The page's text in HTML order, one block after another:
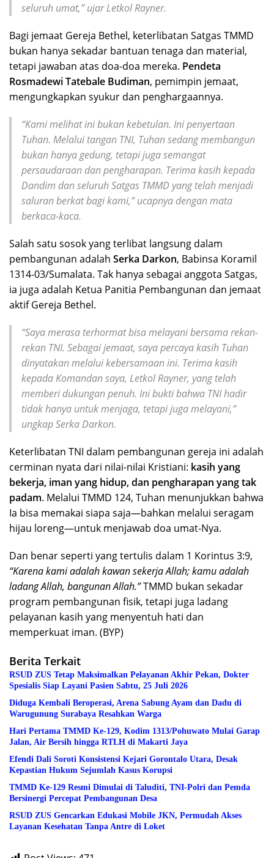
seluruh umat,” ujar Letkol Rayner.
Bagi jemaat Gereja Bethel, keterlibatan Satgas TMMD
bukan hanya sekadar bantuan tenaga dan material,
tetapi jawaban atas doa-doa mereka. Pendeta
Rosmadewi Tatebale Budiman, pemimpin jemaat,
mengungkapkan syukur dan penghargaannya.
“Kami melihat ini bukan kebetulan. Ini penyertaan
Tuhan. Melalui tangan TNI, Tuhan sedang membangun
bukan hanya gedung, tetapi juga semangat
persaudaraan dan pengharapan. Terima kasih kepada
Dandim dan seluruh Satgas TMMD yang telah menjadi
saluran berkat bagi kami,” ucapnya dengan mata
berkaca-kaca.
Salah satu sosok yang terlibat langsung dalam
pembangunan adalah Serka Darkon, Babinsa Koramil
1314-03/Sumalata. Tak hanya sebagai anggota Satgas,
ia juga adalah Ketua Panitia Pembangunan dan jemaat
aktif Gereja Bethel.
“Saya merasa terhormat bisa melayani bersama rekan-
rekan TNI. Sebagai jemaat, saya percaya kasih Tuhan
dinyatakan melalui kebersamaan ini. Terima kasih
kepada Komandan saya, Letkol Rayner, yang telah
memberi dukungan penuh. Ini bukti bahwa TNI hadir
tidak hanya untuk menjaga, tetapi juga melayani,”
ungkap Serka Darkon.
Keterlibatan TNI dalam pembangunan gereja ini adalah
cerminan nyata dari nilai-nilai Kristiani: kasih yang
bekerja, iman yang hidup, dan pengharapan yang tak
padam. Melalui TMMD 124, Tuhan menunjukkan bahwa
Ia bisa memakai siapa saja—bahkan melalui seragam
hijau loreng—untuk menjawab doa umat-Nya.
Dan benar seperti yang tertulis dalam 1 Korintus 3:9,
“Karena kami adalah kawan sekerja Allah; kamu adalah
ladang Allah, bangunan Allah.”TMMD bukan sekadar
program pembangunan fisik, tetapi juga ladang
pelayanan kasih yang menyentuh hati dan
memperkuat iman. (BYP)
Berita Terkait
RSUD ZUS Tetap Maksimalkan Pelayanan Akhir Pekan, Dokter
Spesialis Siap Layani Pasien Sabtu, 25 Juli 2026
Diduga Kembali Beroperasi, Arena Sabung Ayam dan Dadu di
Warugunung Surabaya Resahkan Warga
Hari Pertama TMMD Ke-129, Kodim 1313/Pohuwato Mulai Garap
Jalan, Air Bersih hingga RTLH di Makarti Jaya
Efendi Dali Soroti Konsistensi Kejari Gorontalo Utara, Desak
Kepastian Hukum Sejumlah Kasus Korupsi
TMMD Ke-129 Resmi Dimulai di Taluditi, TNI-Polri dan Pemda
Bersinergi Percepat Pembangunan Desa
RSUD ZUS Gencarkan Edukasi Mobile JKN, Permudah Akses
Layanan Kesehatan Tanpa Antre di Loket